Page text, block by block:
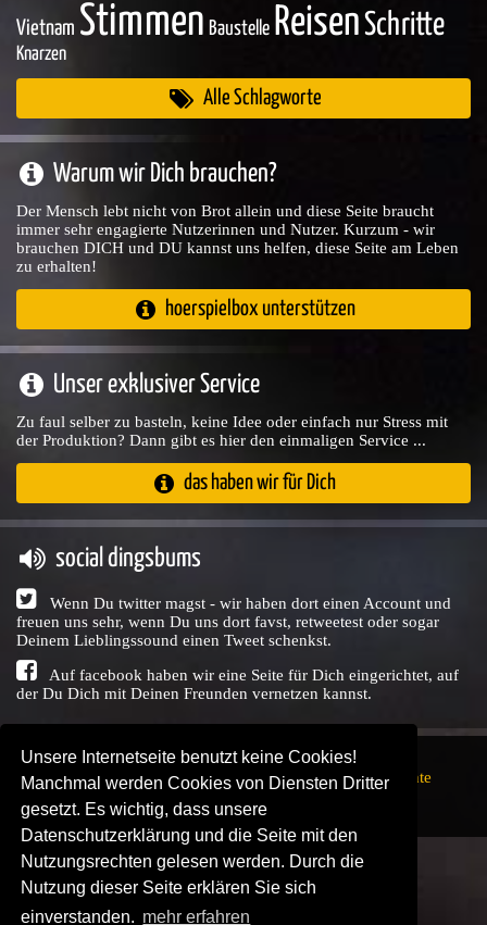
Unsere Internetseite benutzt keine Cookies!
Manchmal werden Cookies von Diensten Dritter
gesetzt. Es wichtig, dass unsere
Datenschutzerklärung und die Seite mit den
Nutzungsrechten gelesen werden. Durch die
Nutzung dieser Seite erklären Sie sich
einverstanden. mehr erfahren
Vietnam Stimmen Baustelle ReisenSchritte
Knarzen
Alle Schlagworte
Warum wir Dich brauchen?
Der Mensch lebt nicht von Brot allein und diese Seite braucht
immer sehr engagierte Nutzerinnen und Nutzer. Kurzum - wir
brauchen DICH und DU kannst uns helfen, diese Seite am Leben
zu erhalten!
hoerspielbox unterstützen
Unser exklusiver Service
Zu faul selber zu basteln, keine Idee oder einfach nur Stress mit
der Produktion? Dann gibt es hier den einmaligen Service ...
das haben wir für Dich
social dingsbums
Wenn Du twitter magst - wir haben dort einen Account und
freuen uns sehr, wenn Du uns dort favst, retweetest oder sogar
Deinem Lieblingssound einen Tweet schenkst.
Auf facebook haben wir eine Seite für Dich eingerichtet, auf
der Du Dich mit Deinen Freunden vernetzen kannst.
Copyright © Audio Union GbR, 1999 - 2026,Nutzungsrechte
SENDEPLATZ ↗